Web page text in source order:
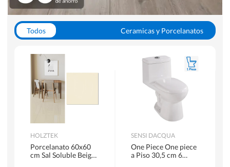
Todos
Ceramicas y Porcelanatos
WC y Sanitarios
Pisos Flotantes y Laminados
Pinturas
HOLZTEK
Porcelanato 60x60
cm Sal Soluble Beige
SENSI DACQUA
One Piece One piece
a Piso 30,5 cm 6